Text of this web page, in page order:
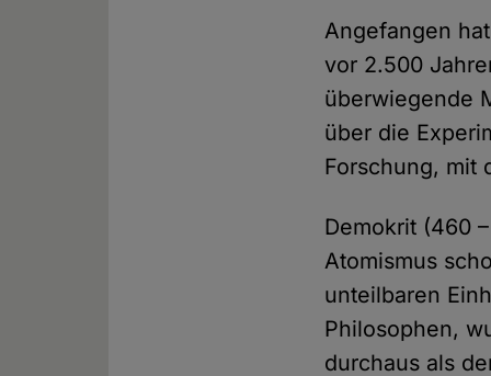
Angefangen
vor 2.500
überwiegende
über die
Forschung, mit
Demokrit (460
Atomismus
unteilbaren
Philosophen,
durchaus als